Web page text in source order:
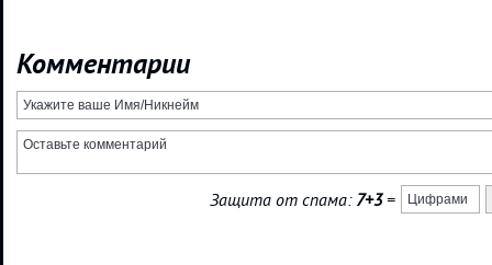
Комментарии
Защита от спама: 7+3=